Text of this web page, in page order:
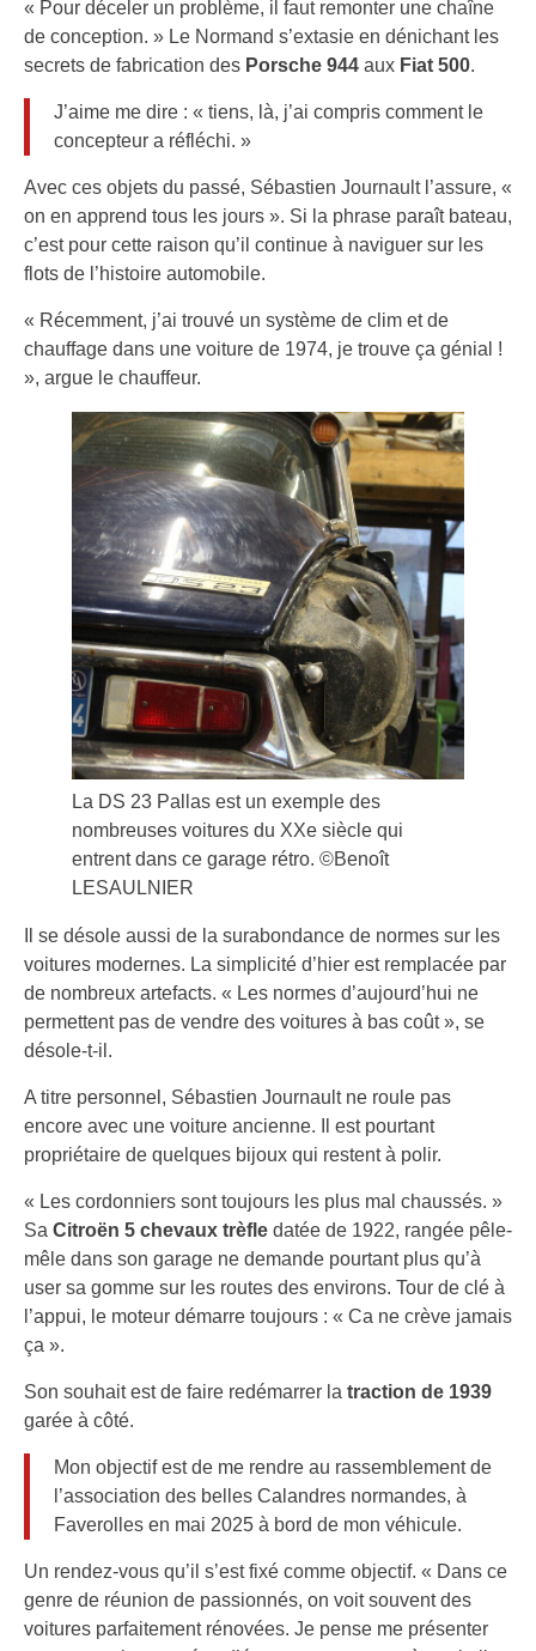
« Pour déceler un problème, il faut remonter une chaîne
de conception. » Le Normand s’extasie en dénichant les
secrets de fabrication des Porsche 944 aux Fiat 500.
J’aime me dire : « tiens, là, j’ai compris comment le
concepteur a réfléchi. »
Avec ces objets du passé, Sébastien Journault l’assure, «
on en apprend tous les jours ». Si la phrase paraît bateau,
c’est pour cette raison qu’il continue à naviguer sur les
flots de l’histoire automobile.
« Récemment, j’ai trouvé un système de clim et de
chauffage dans une voiture de 1974, je trouve ça génial !
», argue le chauffeur.
La DS 23 Pallas est un exemple des
nombreuses voitures du XXe siècle qui
entrent dans ce garage rétro. ©Benoît
LESAULNIER
Il se désole aussi de la surabondance de normes sur les
voitures modernes. La simplicité d’hier est remplacée par
de nombreux artefacts. « Les normes d’aujourd’hui ne
permettent pas de vendre des voitures à bas coût », se
désole-t-il.
A titre personnel, Sébastien Journault ne roule pas
encore avec une voiture ancienne. Il est pourtant
propriétaire de quelques bijoux qui restent à polir.
« Les cordonniers sont toujours les plus mal chaussés. »
Sa Citroën 5 chevaux trèfle datée de 1922, rangée pêle-
mêle dans son garage ne demande pourtant plus qu’à
user sa gomme sur les routes des environs. Tour de clé à
l’appui, le moteur démarre toujours : « Ca ne crève jamais
ça ».
Son souhait est de faire redémarrer la traction de 1939
garée à côté.
Mon objectif est de me rendre au rassemblement de
l’association des belles Calandres normandes, à
Faverolles en mai 2025 à bord de mon véhicule.
Un rendez-vous qu’il s’est fixé comme objectif. « Dans ce
genre de réunion de passionnés, on voit souvent des
voitures parfaitement rénovées. Je pense me présenter